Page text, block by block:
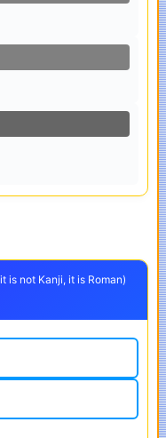
is not Kanji, it is Roman)